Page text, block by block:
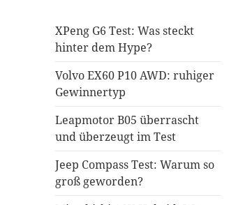
XPeng G6 Test: Was steckt
hinter dem Hype?
Volvo EX60 P10 AWD: ruhiger
Gewinnertyp
Leapmotor B05 überrascht
und überzeugt im Test
Jeep Compass Test: Warum so
groß geworden?